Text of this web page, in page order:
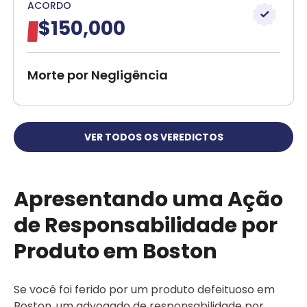
ACORDO
$150,000
Morte por Negligência
VER TODOS OS VEREDICTOS
Apresentando uma Ação
de Responsabilidade por
Produto em Boston
Se você foi ferido por um produto defeituoso em